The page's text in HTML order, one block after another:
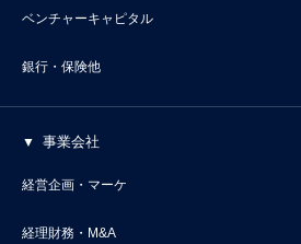
ベンチャーキャピタル
銀行・保険他
事業会社
経営企画・マーケ
経理財務・M&A